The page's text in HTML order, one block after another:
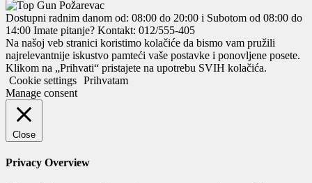
Dostupni radnim danom od: 08:00 do 20:00 i Subotom od 08:00 do
14:00 Imate pitanje? Kontakt: 012/555-405
Na našoj veb stranici koristimo kolačiće da bismo vam pružili
najrelevantnije iskustvo pamteći vaše postavke i ponovljene posete.
Klikom na „Prihvati“ pristajete na upotrebu SVIH kolačića.
Cookie settings Prihvatam
Manage consent
Close
Privacy Overview